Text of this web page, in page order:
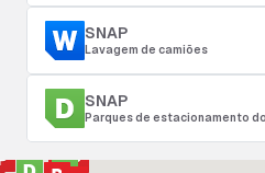
SNAP
Lavagem de camiões
SNAP
Parques de estacionamento